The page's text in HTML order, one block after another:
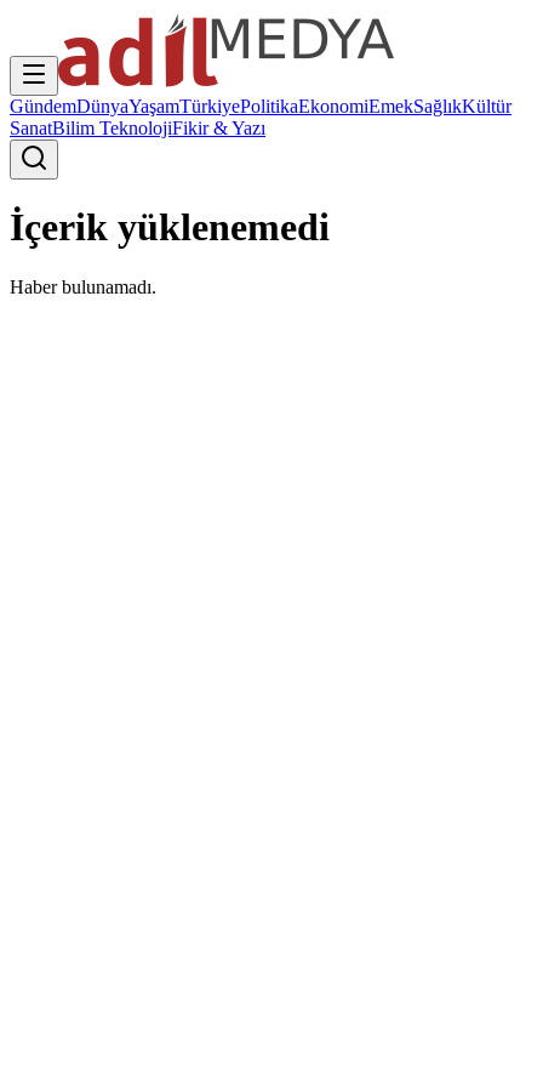
GündemDünyaYaşamTürkiyePolitikaEkonomiEmekSağlıkKültür
SanatBilim TeknolojiFikir & Yazı
İçerik yüklenemedi
Haber bulunamadı.